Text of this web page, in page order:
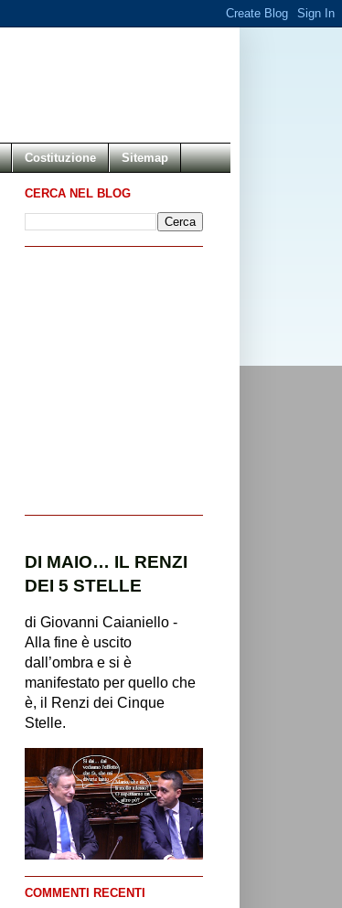
Costituzione Sitemap
CERCA NEL BLOG
DI MAIO… IL RENZI
DEI 5 STELLE
di Giovanni Caianiello -
Alla fine è uscito
dall’ombra e si è
manifestato per quello che
è, il Renzi dei Cinque
Stelle.
COMMENTI RECENTI